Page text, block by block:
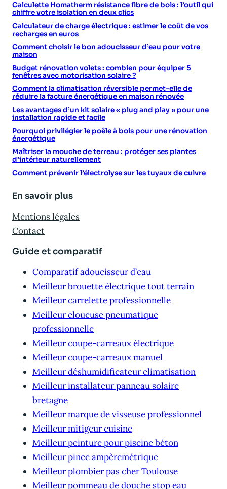
Calculette Homatherm résistance fibre de bois : l’outil qui
chiffre votre isolation en deux clics
Calculateur de charge électrique : estimer le coût de vos
recharges en euros
Comment choisir le bon adoucisseur d’eau pour votre
maison
Budget rénovation volets : combien pour équiper 5
fenêtres avec motorisation solaire ?
Comment la climatisation réversible permet-elle de
réduire la facture énergétique en maison rénovée
Les avantages d’un kit solaire « plug and play » pour une
installation rapide et facile
Pourquoi privilégier le poêle à bois pour une rénovation
énergétique
Maîtriser la mouche de terreau : protéger ses plantes
d’intérieur naturellement
Comment prévenir l’électrolyse sur les tuyaux de cuivre
En savoir plus
Mentions légales
Contact
Guide et comparatif
Comparatif adoucisseur d’eau
Meilleur brouette électrique tout terrain
Meilleur carrelette professionnelle
Meilleur cloueuse pneumatique
professionnelle
Meilleur coupe-carreaux électrique
Meilleur coupe-carreaux manuel
Meilleur déshumidificateur climatisation
Meilleur installateur panneau solaire
bretagne
Meilleur marque de visseuse professionnel
Meilleur mitigeur cuisine
Meilleur peinture pour piscine béton
Meilleur pince ampèremétrique
Meilleur plombier pas cher Toulouse
Meilleur pommeau de douche stop eau